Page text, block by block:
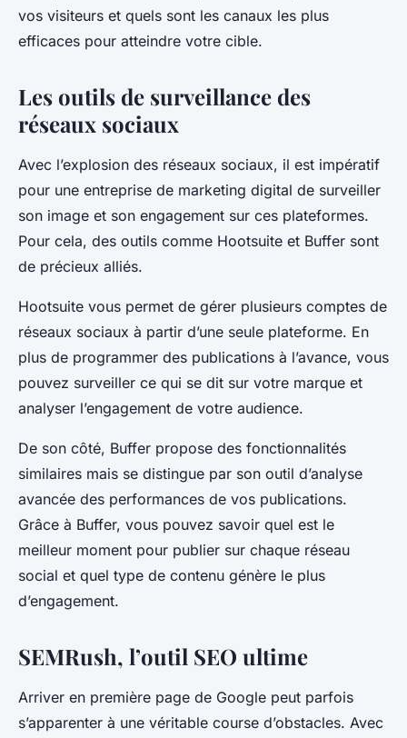
vos visiteurs et quels sont les canaux les plus
efficaces pour atteindre votre cible.
Les outils de surveillance des
réseaux sociaux
Avec l’explosion des réseaux sociaux, il est impératif
pour une entreprise de marketing digital de surveiller
son image et son engagement sur ces plateformes.
Pour cela, des outils comme Hootsuite et Buffer sont
de précieux alliés.
Hootsuite vous permet de gérer plusieurs comptes de
réseaux sociaux à partir d’une seule plateforme. En
plus de programmer des publications à l’avance, vous
pouvez surveiller ce qui se dit sur votre marque et
analyser l’engagement de votre audience.
De son côté, Buffer propose des fonctionnalités
similaires mais se distingue par son outil d’analyse
avancée des performances de vos publications.
Grâce à Buffer, vous pouvez savoir quel est le
meilleur moment pour publier sur chaque réseau
social et quel type de contenu génère le plus
d’engagement.
SEMRush, l’outil SEO ultime
Arriver en première page de Google peut parfois
s’apparenter à une véritable course d’obstacles. Avec